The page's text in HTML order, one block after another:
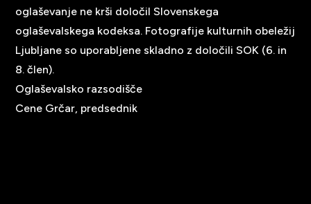
oglaševanje ne krši določil Slovenskega
oglaševalskega kodeksa. Fotografije kulturnih obeležij
Ljubljane so uporabljene skladno z določili SOK (6. in
8. člen).
Oglaševalsko razsodišče
Cene Grčar, predsednik